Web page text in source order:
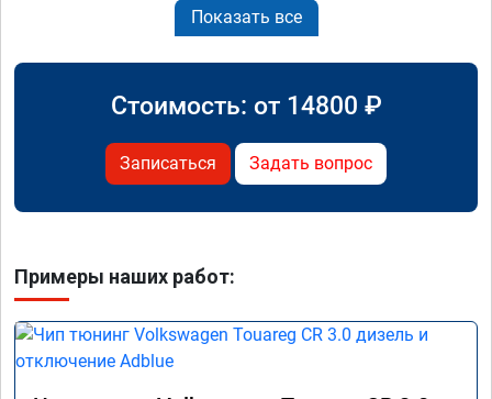
Показать все
Стоимость: от 14800 ₽
Записаться Задать вопрос
Примеры наших работ: